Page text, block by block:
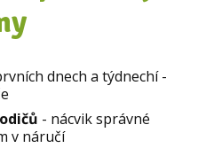
dnech a týdnechí -
- nácvik správné
v náručí